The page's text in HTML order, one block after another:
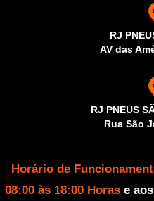
RJ
AV das
RJ PNEUS
Rua São
Horário de
08:00 às 18:00 Horas e